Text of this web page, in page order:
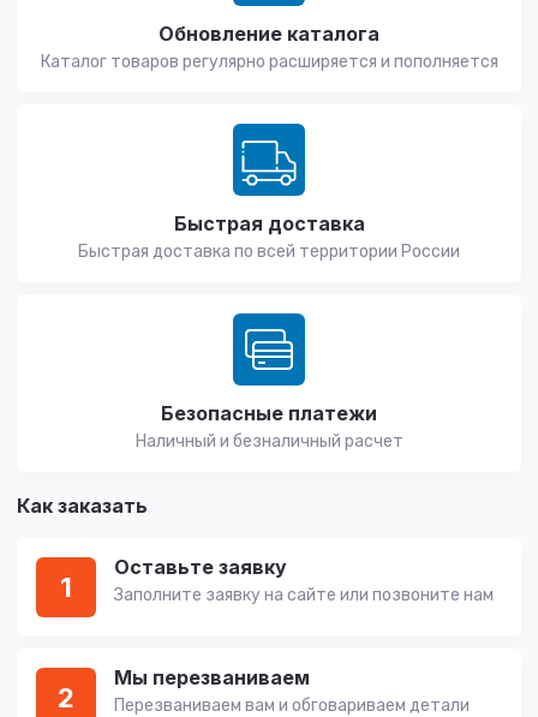
Обновление каталога
Каталог товаров регулярно расширяется и пополняется
Быстрая доставка
Быстрая доставка по всей территории России
Безопасные платежи
Наличный и безналичный расчет
Как заказать
1
Оставьте заявку
Заполните заявку на сайте или позвоните нам
2
Мы перезваниваем
Перезваниваем вам и обговариваем детали